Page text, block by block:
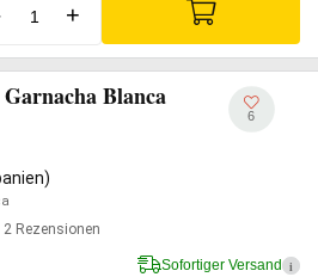
+
Blanca
2 Rezensionen
6
Sofortiger Versand i